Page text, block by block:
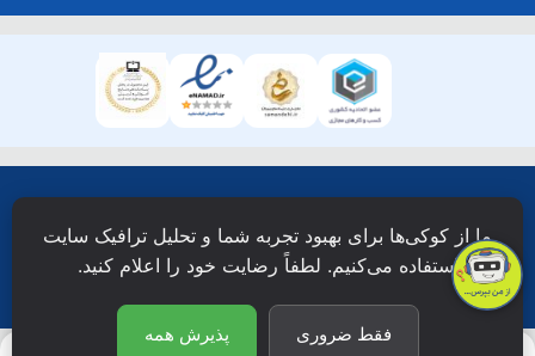
دانش نویان محفوظ است.
ما از کوکی‌ها برای بهبود تجربه شما و تحلیل ترافیک سایت
استفاده می‌کنیم. لطفاً رضایت خود را اعلام کنید.
فقط ضروری پذیرش همه